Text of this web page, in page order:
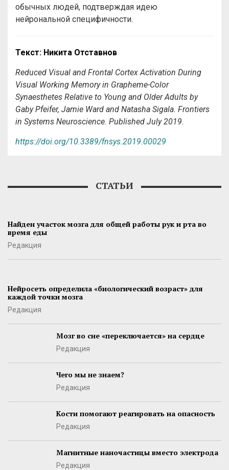
обычных людей, подтверждая идею
нейрональной специфичности.
Текст: Никита Отставнов
Reduced Visual and Frontal Cortex Activation During
Visual Working Memory in Grapheme-Color
Synaesthetes Relative to Young and Older Adults by
Gaby Pfeifer, Jamie Ward and Natasha Sigala. Frontiers
in Systems Neuroscience. Published July 2019.
https://doi.org/10.3389/fnsys.2019.00029
СТАТЬИ
Найден участок мозга для общей работы рук и рта во
время еды
Редакция
Нейросеть определила «биологический возраст» для
каждой точки мозга
Редакция
Мозг во сне «переключается» на сердце
Редакция
Чего мы не знаем?
Редакция
Кости помогают реагировать на опасность
Редакция
Магнитные наночастицы вместо электрода
Редакция